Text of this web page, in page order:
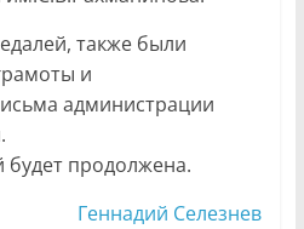
также были
и
администрации
будет продолжена.
Геннадий Селезнев